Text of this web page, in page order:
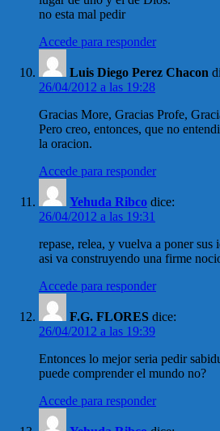
no esta mal pedir
Accede para responder
Luis Diego Perez Chacon
26/04/2012 a las 19:28
Gracias More, Gracias Profe,
Pero creo, entonces, que no
la oracion.
Accede para responder
Yehuda Ribco dice:
26/04/2012 a las 19:31
repase, relea, y vuelva a poner sus
asi va construyendo una firme
Accede para responder
F.G. FLORES dice:
26/04/2012 a las 19:39
Entonces lo mejor seria pedir
puede comprender el mundo no?
Accede para responder